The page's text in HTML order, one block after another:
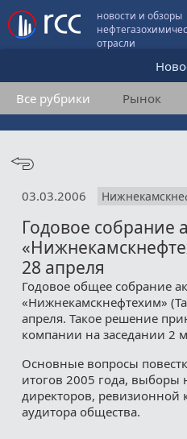
новости и обзоры
отрасли
Все рубрики Рынок
03.03.2006
Годовое собрание
28 апреля
Годовое общее собрание
«Нижнекамскнефтехим»
апреля. Такое решение
компании на заседании 2
Основные вопросы
итогов 2005 года, выборы
директоров, ревизионной
аудитора общества.